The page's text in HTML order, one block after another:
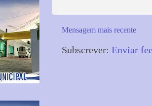
Mensagem mais recente
Subscrever: Enviar